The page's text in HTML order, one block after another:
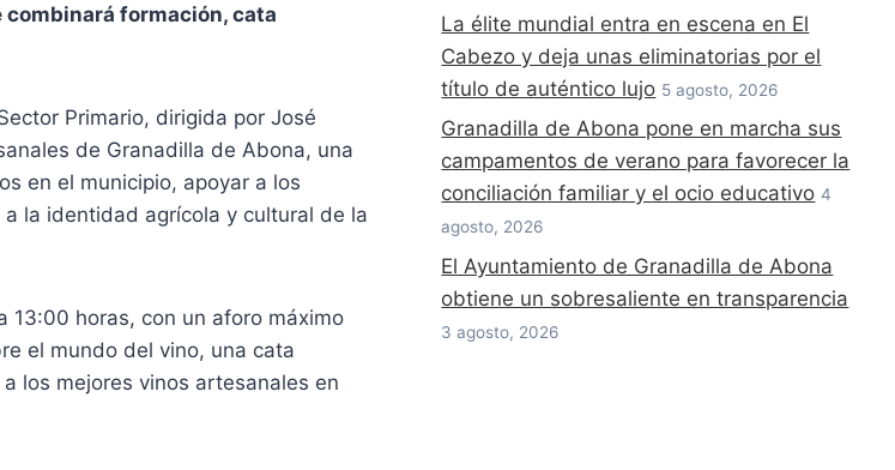
formación, cata
Primario, dirigida por José
de Granadilla de Abona, una
en el municipio, apoyar a los
la identidad agrícola y cultural de la
13:00 horas, con un aforo máximo
el mundo del vino, una cata
los mejores vinos artesanales en
La élite mundial entra en escena en El
Cabezo y deja unas eliminatorias por el
título de auténtico lujo 5 agosto, 2026
Granadilla de Abona pone en marcha sus
campamentos de verano para favorecer la
conciliación familiar y el ocio educativo 4
agosto, 2026
El Ayuntamiento de Granadilla de Abona
obtiene un sobresaliente en transparencia
3 agosto, 2026